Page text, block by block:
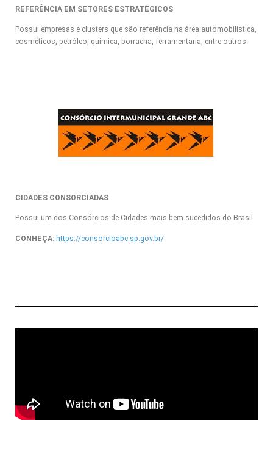
REFERÊNCIA EM SETORES ESTRATÉGICOS
Possui empresas e clusters que são referência na área automobilística,
cosméticos, petróleo, química, borracha, ferramentaria, entre outros.
CIDADES CONSORCIADAS
Possui um dos Consórcios de Cidades mais bem sucedidos do Brasil
CONHEÇA: https://consorcioabc.sp.gov.br/